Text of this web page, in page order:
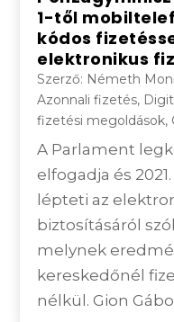
1-től
kódos
elektronikus
Szerző: Németh
Azonnali fizetés,
fizetési megoldások,
A Parlament
elfogadja és
lépteti az
biztosításáról
melynek
kereskedőnél
nélkül. Gion